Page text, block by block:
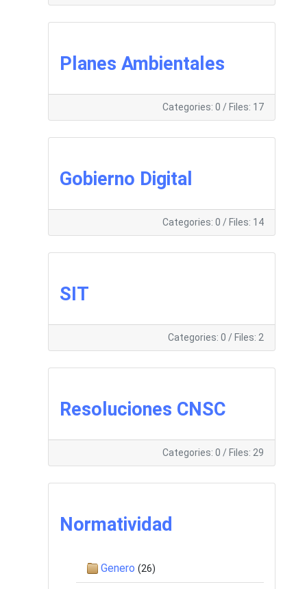
Planes Ambientales
Categories: 0 / Files: 17
Gobierno Digital
Categories: 0 / Files: 14
SIT
Categories: 0 / Files: 2
Resoluciones CNSC
Categories: 0 / Files: 29
Normatividad
Genero (26)